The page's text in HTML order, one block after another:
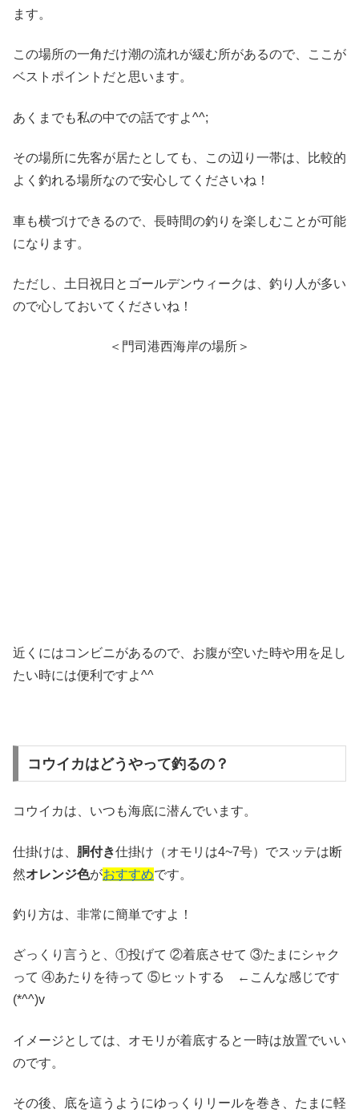
ます。
この場所の一角だけ潮の流れが緩む所があるので、ここが
ベストポイントだと思います。
あくまでも私の中での話ですよ^^;
その場所に先客が居たとしても、この辺り一帯は、比較的
よく釣れる場所なので安心してくださいね！
車も横づけできるので、長時間の釣りを楽しむことが可能
になります。
ただし、土日祝日とゴールデンウィークは、釣り人が多い
ので心しておいてくださいね！
＜門司港西海岸の場所＞
近くにはコンビニがあるので、お腹が空いた時や用を足し
たい時には便利ですよ^^
コウイカはどうやって釣るの？
コウイカは、いつも海底に潜んでいます。
仕掛けは、 胴付き仕掛け（オモリは4~7号）でスッテは断
然オレンジ色がおすすめです。
釣り方は、非常に簡単ですよ！
ざっくり言うと、①投げて ②着底させて ③たまにシャク
って ④あたりを待って ⑤ヒットする ←こんな感じです
(*^^)v
イメージとしては、オモリが着底すると一時は放置でいい
のです。
その後、底を這うようにゆっくりリールを巻き、たまに軽